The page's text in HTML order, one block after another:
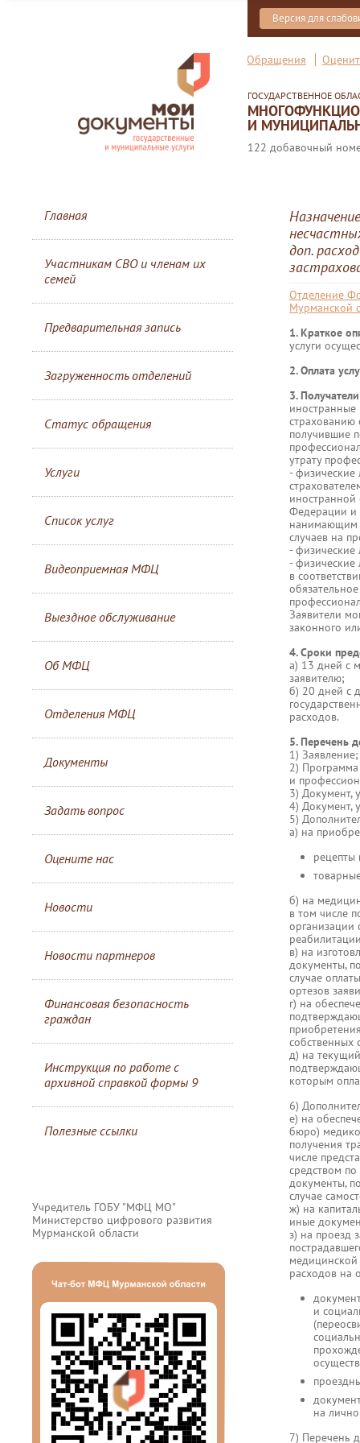
Версия для
Обращения
ГОСУДАРСТВЕННОЕ
И
122 добавочный
Главная
Участникам СВО и членам их
семей
Предварительная запись
Загруженность отделений
Статус обращения
Услуги
Список услуг
Видеоприемная МФЦ
Выездное обслуживание
Об МФЦ
Отделения МФЦ
Документы
Задать вопрос
Оцените нас
Новости
Новости партнеров
Финансовая безопасность
граждан
Инструкция по работе с
архивной справкой формы 9
Полезные ссылки
Учредитель ГОБУ "МФЦ МО"
Министерство цифрового развития
Мурманской области
доп.
Отделение
Мурманской
1. Краткое
услуги
2. Оплата
3.
иностранные
страхованию
получившие
утрату
- физические
иностранной
Федерации и
нанимающим
случаев на
- физические
- физические
в
Заявители
законного
4. Сроки
а) 13 дней с
заявителю;
б) 20 дней с
расходов.
5. Перечень
1) Заявление;
2) Программа
и
3) Документ,
4) Документ,
5)
а) на
рецепты
б) на
в том числе
организации
в) на
документы,
случае
ортезов
г) на
собственных
д) на
которым
6)
е) на
бюро)
получения
числе
средством
документы,
случае
ж) на
иные
з) на проезд
расходов на
и
на
7) Перечень